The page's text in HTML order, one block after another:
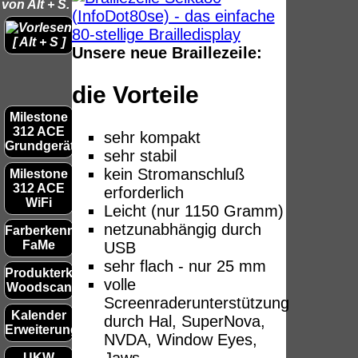
von Alt + S.
[ Alt + S ]
Milestone
312 ACE
Grundgerät
Milestone
312 ACE
WiFi
Farberkenner
FaMe
Produkterkenner
Woodscan
Kalender
Erweiterung
Unsere neue Braillezeile:
die Vorteile
sehr kompakt
sehr stabil
kein Stromanschluß
erforderlich
Leicht (nur 1150 Gramm)
netzunabhängig durch
USB
sehr flach - nur 25 mm
volle
Screenraderunterstützung
durch Hal, SuperNova,
NVDA, Window Eyes,
PayPal: 20.00
€
Der Versand erfolgt
Paket.
Selbstabholung
vom Büro oder
von
Ausstellungen:
0.00 €
Bei dieser
Versandart
erhalten Sie per
Lizenzschlüssel
Rechnung /
erhalten also
Datenträger.
Die in diesem Dokument genannten
Warenzeichen sind Eigentum der jeweiligen
Firmen. Preisänderungen, Irrtümer und
technische Änderungen vorbehalten.
letzte Änderung: 27. Januar 2026 BHVD,